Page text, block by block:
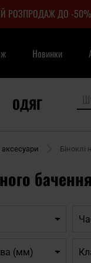
РОЗПРОДАЖ ДО -50%
Новинки
ОДЯГ
Біноклі
бачення
(мм)